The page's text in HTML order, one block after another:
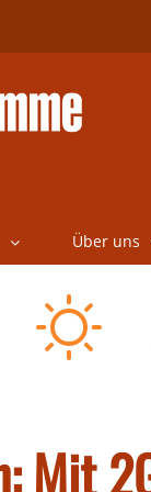
Über uns
Mit